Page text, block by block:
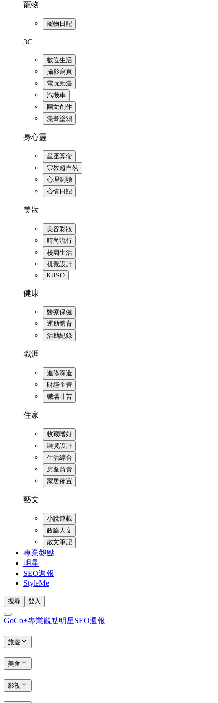
寵物
寵物日記
3C
數位生活
攝影寫真
電玩動漫
汽機車
圖文創作
漫畫塗鴉
身心靈
星座算命
宗教超自然
心理測驗
心情日記
美妝
美容彩妝
時尚流行
校園生活
視覺設計
KUSO
健康
醫療保健
運動體育
活動紀錄
職涯
進修深造
財經企管
職場甘苦
住家
收藏嗜好
裝潢設計
生活綜合
房產買賣
家居佈置
藝文
小說連載
政論人文
散文筆記
專業觀點
明星
SEO週報
StyleMe
搜尋 登入
GoGo+專業觀點明星SEO週報
旅遊
美食
影視